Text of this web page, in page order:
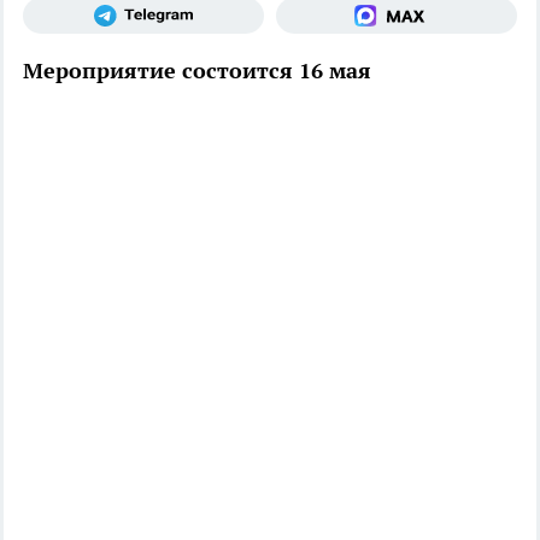
Мероприятие состоится 16 мая